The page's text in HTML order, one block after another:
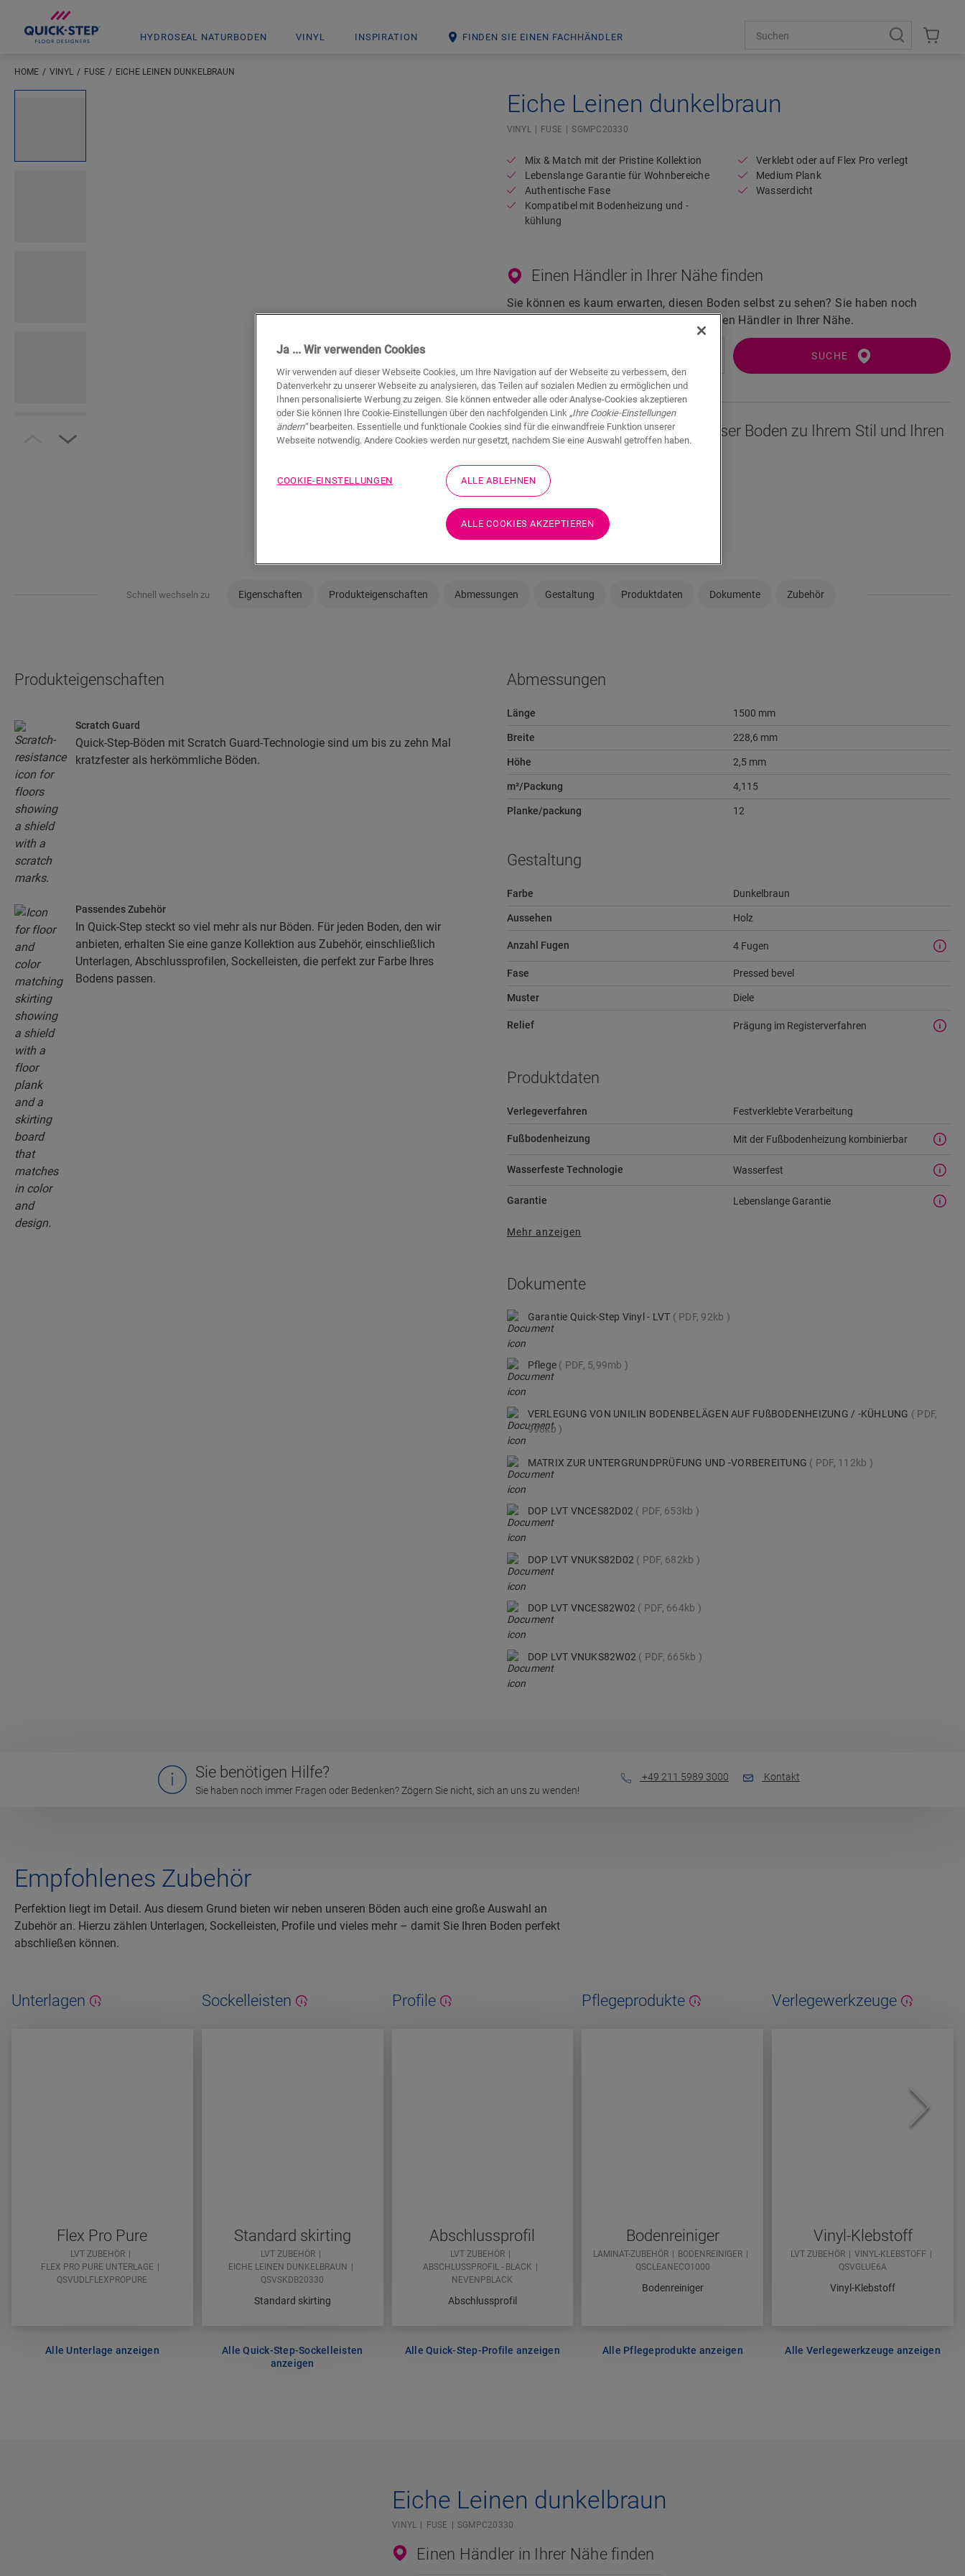
HYDROSEAL NATURBODEN VINYL INSPIRATION FINDEN SIE EINEN FACHHÄNDLER
HOME VINYL FUSE EICHE LEINEN DUNKELBRAUN
Open image in lightbox
Eiche Leinen dunkelbraun
VINYL FUSE SGMPC20330
Mix & Match mit der Pristine Kollektion
Lebenslange Garantie für Wohnbereiche
Authentische Fase
Kompatibel mit Bodenheizung und -
kühlung
Verklebt oder auf Flex Pro verlegt
Medium Plank
Wasserdicht
Einen Händler in Ihrer Nähe finden
Sie können es kaum erwarten, diesen Boden selbst zu sehen? Sie haben noch
Fragen? Kein Problem! Es gibt immer einen Händler in Ihrer Nähe.
SUCHE
Sie sind sich nicht sicher, ob dieser Boden zu Ihrem Stil und Ihren
Bedürfnissen passt?
In Ihrem Raum ansehen
Muster bestellen
Schnell wechseln zu Eigenschaften Produkteigenschaften Abmessungen Gestaltung Produktdaten Dokumente Zubehör
Produkteigenschaften
Scratch Guard
Quick-Step-Böden mit Scratch Guard-Technologie sind um bis zu zehn Mal
kratzfester als herkömmliche Böden.
Passendes Zubehör
In Quick-Step steckt so viel mehr als nur Böden. Für jeden Boden, den wir
anbieten, erhalten Sie eine ganze Kollektion aus Zubehör, einschließlich
Unterlagen, Abschlussprofilen, Sockelleisten, die perfekt zur Farbe Ihres
Bodens passen.
Abmessungen
Länge 1500 mm
Breite 228,6 mm
Höhe 2,5 mm
m²/Packung 4,115
Planke/packung 12
Gestaltung
Farbe Dunkelbraun
Aussehen Holz
Anzahl Fugen 4 Fugen
Fase Pressed bevel
Muster Diele
Relief Prägung im Registerverfahren
Produktdaten
Verlegeverfahren Festverklebte Verarbeitung
Fußbodenheizung Mit der Fußbodenheizung kombinierbar
Wasserfeste Technologie Wasserfest
Garantie Lebenslange Garantie
Mehr anzeigen
Dokumente
Garantie Quick-Step Vinyl - LVT PDF, 92kb
Pflege PDF, 5,99mb
VERLEGUNG VON UNILIN BODENBELÄGEN AUF FUßBODENHEIZUNG / -KÜHLUNG
PDF,
998kb
MATRIX ZUR UNTERGRUNDPRÜFUNG UND -VORBEREITUNG PDF, 112kb
DOP LVT VNCES82D02 PDF, 653kb
DOP LVT VNUKS82D02 PDF, 682kb
DOP LVT VNCES82W02 PDF, 664kb
DOP LVT VNUKS82W02 PDF, 665kb
Sie benötigen Hilfe?
Sie haben noch immer Fragen oder Bedenken? Zögern Sie nicht, sich an uns zu wenden!
+49 211 5989 3000 Kontakt
Empfohlenes Zubehör
Perfektion liegt im Detail. Aus diesem Grund bieten wir neben unseren Böden auch eine große Auswahl an
Zubehör an. Hierzu zählen Unterlagen, Sockelleisten, Profile und vieles mehr – damit Sie Ihren Boden perfekt
abschließen können.
Unterlagen
Flex Pro Pure
LVT ZUBEHÖR
FLEX PRO PURE UNTERLAGE
QSVUDLFLEXPROPURE
Alle Unterlage anzeigen
Sockelleisten
Standard skirting
LVT ZUBEHÖR
EICHE LEINEN DUNKELBRAUN
QSVSKDB20330
Standard skirting
Alle Quick-Step-Sockelleisten
anzeigen
Profile
Abschlussprofil
LVT ZUBEHÖR
ABSCHLUSSPROFIL - BLACK
NEVENPBLACK
Abschlussprofil
Alle Quick-Step-Profile anzeigen
Pflegeprodukte
Bodenreiniger
LAMINAT-ZUBEHÖR
BODENREINIGER
QSCLEANECO1000
Bodenreiniger
Alle Pflegeprodukte anzeigen
Verlegewerkzeuge
Vinyl-Klebstoff
LVT ZUBEHÖR
VINYL-KLEBSTOFF
QSVGLUE6A
Vinyl-Klebstoff
Alle Verlegewerkzeuge anzeigen
Eiche Leinen dunkelbraun
VINYL FUSE SGMPC20330
Einen Händler in Ihrer Nähe finden
Ja ... Wir verwenden Cookies
Wir verwenden auf dieser Webseite Cookies, um Ihre Navigation auf der Webseite zu verbessern, den
Datenverkehr zu unserer Webseite zu analysieren, das Teilen auf sozialen Medien zu ermöglichen und
Ihnen personalisierte Werbung zu zeigen. Sie können entweder alle oder Analyse-Cookies akzeptieren
oder Sie können Ihre Cookie-Einstellungen über den nachfolgenden Link „Ihre Cookie-Einstellungen
ändern“bearbeiten. Essentielle und funktionale Cookies sind für die einwandfreie Funktion unserer
Webseite notwendig. Andere Cookies werden nur gesetzt, nachdem Sie eine Auswahl getroffen haben.
COOKIE-EINSTELLUNGEN ALLE ABLEHNEN
ALLE COOKIES AKZEPTIEREN